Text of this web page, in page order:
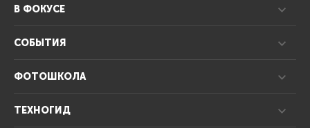
В ФОКУСЕ
СОБЫТИЯ
ФОТОШКОЛА
ТЕХНОГИД